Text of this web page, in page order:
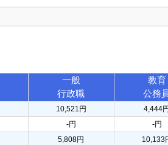
一般
行政職
教育
公務
10,521円 4,444円
-円 -円
5,808円 10,133